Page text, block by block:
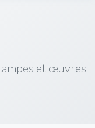
et œuvres